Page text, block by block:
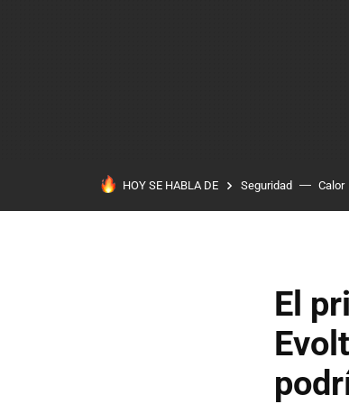
HOY SE HABLA DE Seguridad Calor
El